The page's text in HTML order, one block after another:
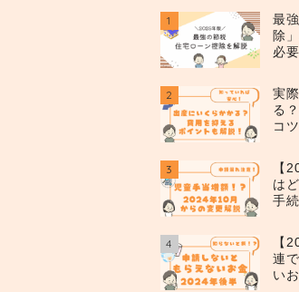
1
最
除
必
2
実
る
コ
3
【
は
手
4
【
連
い